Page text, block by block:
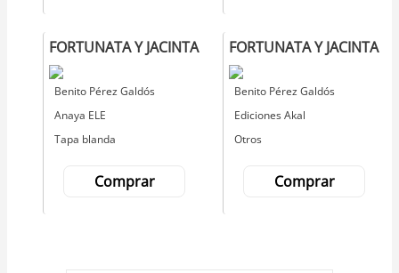
FORTUNATA Y JACINTA
Autor
Benito Pérez Galdós
Editorial
Anaya ELE
Tapa blanda
Comprar
FORTUNATA Y JACINTA
Autor
Benito Pérez Galdós
Editorial
Ediciones Akal
Otros
Comprar